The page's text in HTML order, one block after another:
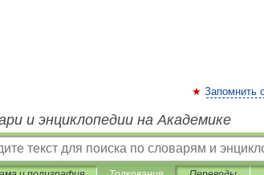
Запомнить
и энциклопедии на Академике